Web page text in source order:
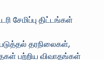
சேமிப்பு திட்டங்கள்
தரநிலைகள்,
பற்றிய விவாதங்கள்